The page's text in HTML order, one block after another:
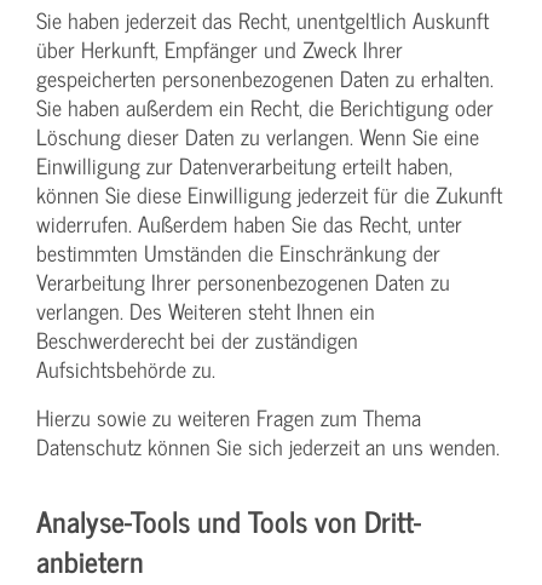
Sie haben jederzeit das Recht, unentgeltlich Auskunft
über Herkunft, Empfänger und Zweck Ihrer
gespeicherten personenbezogenen Daten zu erhalten.
Sie haben außerdem ein Recht, die Berichtigung oder
Löschung dieser Daten zu verlangen. Wenn Sie eine
Einwilligung zur Datenverarbeitung erteilt haben,
können Sie diese Einwilligung jederzeit für die Zukunft
widerrufen. Außerdem haben Sie das Recht, unter
bestimmten Umständen die Einschränkung der
Verarbeitung Ihrer personenbezogenen Daten zu
verlangen. Des Weiteren steht Ihnen ein
Beschwerderecht bei der zuständigen
Aufsichtsbehörde zu.
Hierzu sowie zu weiteren Fragen zum Thema
Datenschutz können Sie sich jederzeit an uns wenden.
Analyse-Tools und Tools von Dritt­
anbietern